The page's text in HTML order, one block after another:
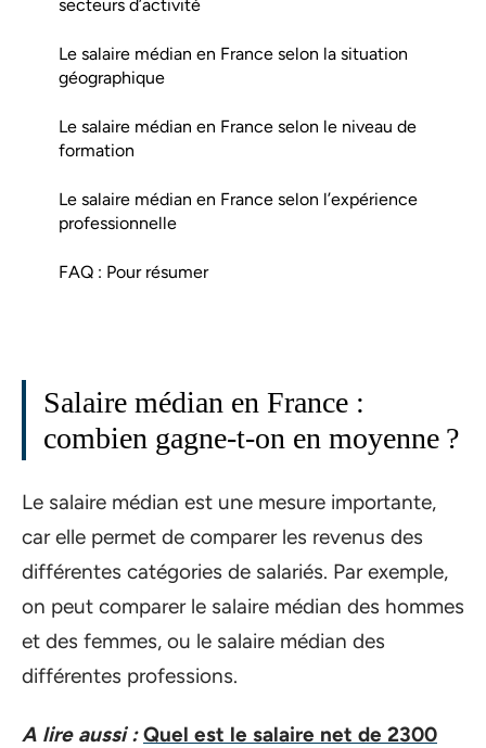
secteurs d’activité
Le salaire médian en France selon la situation
géographique
Le salaire médian en France selon le niveau de
formation
Le salaire médian en France selon l’expérience
professionnelle
FAQ : Pour résumer
Salaire médian en France :
combien gagne-t-on en moyenne ?
Le salaire médian est une mesure importante,
car elle permet de comparer les revenus des
différentes catégories de salariés. Par exemple,
on peut comparer le salaire médian des hommes
et des femmes, ou le salaire médian des
différentes professions.
A lire aussi : Quel est le salaire net de 2300